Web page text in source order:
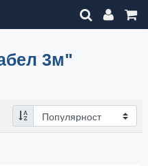
3м"